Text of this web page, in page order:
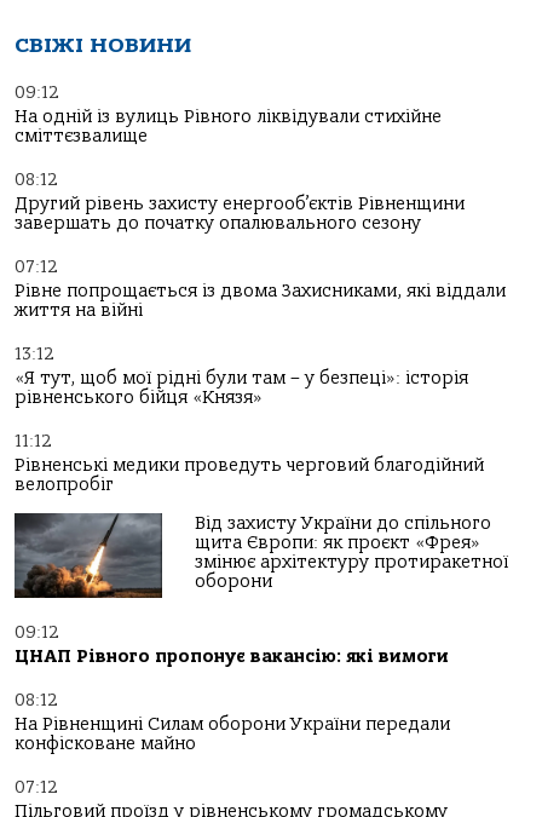
СВІЖІ НОВИНИ
09:12
На одній із вулиць Рівного ліквідували стихійне
сміттєзвалище
08:12
Другий рівень захисту енергооб’єктів Рівненщини
завершать до початку опалювального сезону
07:12
Рівне попрощається із двома Захисниками, які віддали
життя на війні
13:12
«Я тут, щоб мої рідні були там – у безпеці»: історія
рівненського бійця «Князя»
11:12
Рівненські медики проведуть черговий благодійний
велопробіг
Від захисту України до спільного
щита Європи: як проєкт «Фрея»
змінює архітектуру протиракетної
оборони
09:12
ЦНАП Рівного пропонує вакансію: які вимоги
08:12
На Рівненщині Силам оборони України передали
конфісковане майно
07:12
Пільговий проїзд у рівненському громадському